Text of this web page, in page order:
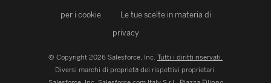
per i cookie
Le tue scelte in materia di
privacy
© Copyright 2026 Salesforce, Inc. Tutti i diritti riservati.
Diversi marchi di proprietà dei rispettivi proprietari.